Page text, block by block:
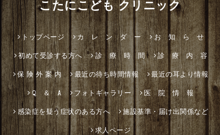
こたにこども クリニック
トップページ カ レ ン ダ ー お 知 ら せ
初めて受診する方へ 診 療 時 間 診 療 内 容
保 険 外 案 内 最近の待ち時間情報 最近の耳より情報
Q ＆ A フォトギャラリー 医 院 情 報
感染症を疑う症状のある方へ 施設基準・届け出関係など
求人ページ